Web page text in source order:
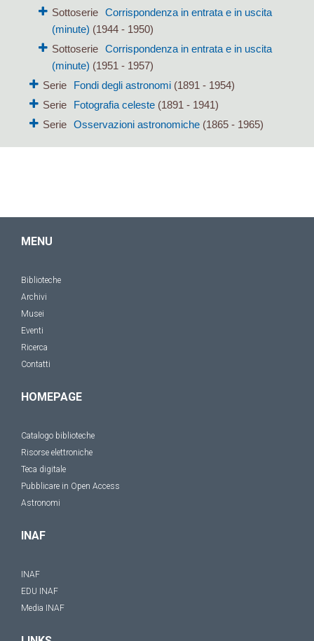
Sottoserie
Corrispondenza in entrata e in uscita
(minute) (1944 - 1950)
Sottoserie
Corrispondenza in entrata e in uscita
(minute) (1951 - 1957)
Serie
Fondi degli astronomi(1891 - 1954)
Serie
Fotografia celeste(1891 - 1941)
Serie Osservazioni astronomiche(1865 - 1965)
MENU
Biblioteche
Archivi
Musei
Eventi
Ricerca
Contatti
HOMEPAGE
Catalogo biblioteche
Risorse elettroniche
Teca digitale
Pubblicare in Open Access
Astronomi
INAF
INAF
EDU INAF
Media INAF